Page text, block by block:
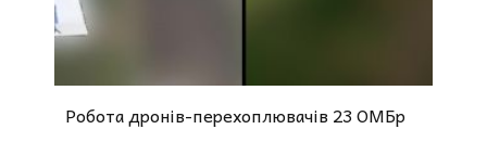
Робота дронів-перехоплювачів 23 ОМБр